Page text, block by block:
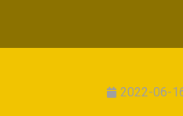
2022-06-